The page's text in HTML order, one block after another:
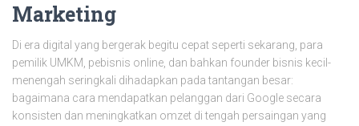
Marketing
Di era digital yang bergerak begitu cepat seperti sekarang, para
pemilik UMKM, pebisnis online, dan bahkan founder bisnis kecil-
menengah seringkali dihadapkan pada tantangan besar:
bagaimana cara mendapatkan pelanggan dari Google secara
konsisten dan meningkatkan omzet di tengah persaingan yang